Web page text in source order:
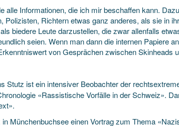
alle Informationen, die ich mir beschaffen kann.
Polizisten, Richtern etwas ganz anderes, als sie in
biedere Leute darzustellen, die zwar allenfalls
seien. Wenn man dann die internen Papiere
von Gesprächen zwischen Skinheads
Stutz ist ein intensiver Beobachter der
«Rassistische Vorfälle in der Schweiz».
in Münchenbuchsee einen Vortrag zum Thema